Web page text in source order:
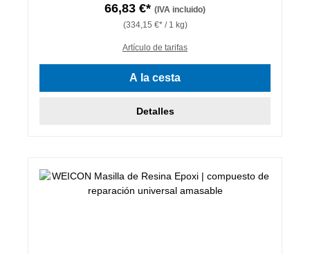
66,83 €* (IVA incluido)
(334,15 €* / 1 kg)
Artículo de tarifas
A la cesta
Detalles